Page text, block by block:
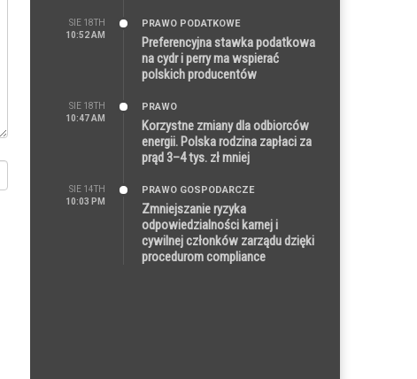
SIE 18TH
10:52 AM
PRAWO PODATKOWE
Preferencyjna stawka podatkowa
na cydr i perry ma wspierać
polskich producentów
SIE 18TH
10:47 AM
PRAWO
Korzystne zmiany dla odbiorców
energii. Polska rodzina zapłaci za
prąd 3–4 tys. zł mniej
SIE 14TH
10:03 PM
PRAWO GOSPODARCZE
Zmniejszanie ryzyka
odpowiedzialności karnej i
cywilnej członków zarządu dzięki
procedurom compliance